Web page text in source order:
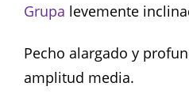
Grupa levemente
Pecho alargado y
amplitud media.